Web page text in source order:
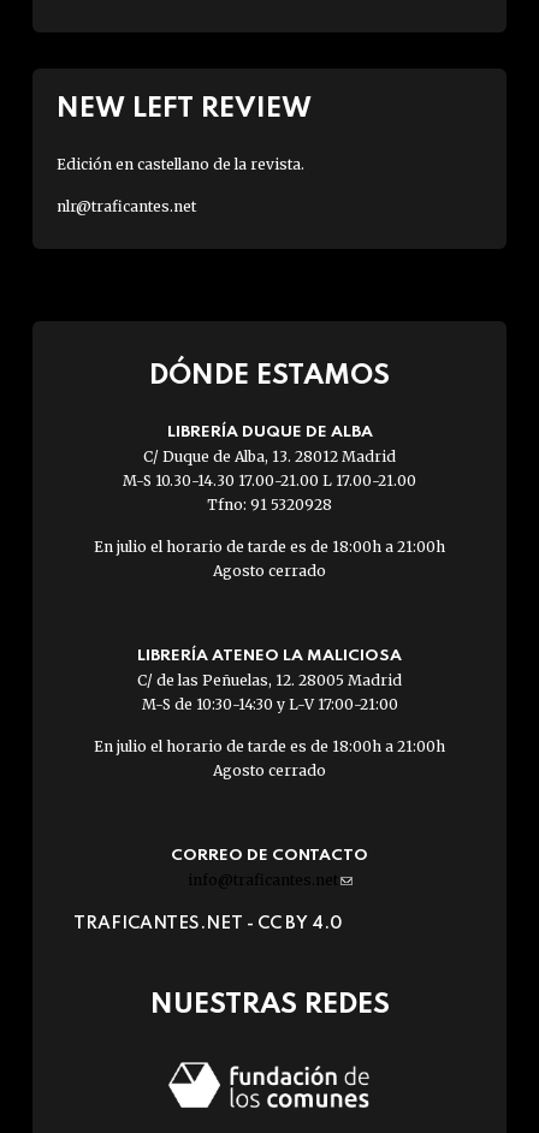
NEW LEFT REVIEW
Edición en castellano de la revista.
nlr@traficantes.net
DÓNDE ESTAMOS
LIBRERÍA DUQUE DE ALBA
C/ Duque de Alba, 13. 28012 Madrid
M-S 10.30-14.30 17.00-21.00 L 17.00-21.00
Tfno: 91 5320928
En julio el horario de tarde es de 18:00h a 21:00h
Agosto cerrado
LIBRERÍA ATENEO LA MALICIOSA
C/ de las Peñuelas, 12. 28005 Madrid
M-S de 10:30-14:30 y L-V 17:00-21:00
En julio el horario de tarde es de 18:00h a 21:00h
Agosto cerrado
CORREO DE CONTACTO
info@traficantes.net (link
e-
TRAFICANTES.NET - CC BY 4.0
NUESTRAS REDES